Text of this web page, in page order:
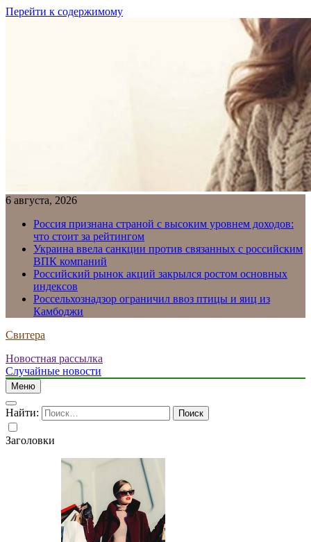
Перейти к содержимому
6 августа, 2026
Россия признана страной с высоким уровнем доходов:
что стоит за рейтингом
Украина ввела санкции против связанных с российским
ВПК компаний
Российский рынок акций закрылся ростом основных
индексов
Россельхознадзор ограничил ввоз птицы и яиц из
Камбоджи
Свитера
Новостная рассылка
Случайные новости
Меню
Найти:
Заголовки